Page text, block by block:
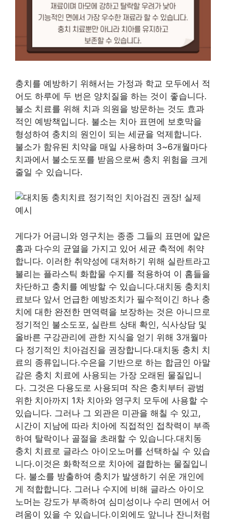
충치를 예방하기 위해서는 가정과 학교 모두에서 적
어도 하루에 두 번은 양치질을 하는 것이 좋습니다.
불소 치료를 위해 치과 의원을 방문하는 것도 효과
적인 예방책입니다. 불소는 치아 표면에 보호막을
형성하여 충치의 원인이 되는 세균을 억제합니다.
불소가 함유된 치약을 매일 사용하며 3~6개월마다
치과에서 불소도포를 받음으로써 충치 위험을 크게
줄일 수 있습니다.
게다가 어금니와 영구치는 종종 그들의 표면에 얇은
홈과 다수의 균열을 가지고 있어 세균 축적에 취약
합니다. 이러한 취약성에 대처하기 위해 실란트라고
불리는 플라스틱 화합물 수지를 적용하여 이 홈들을
차단하고 충치를 예방할 수 있습니다.대치동 충치치
료보다 앞서 언급한 예방조치가 필수적이긴 하나 충
치에 대한 완전한 면역력을 보장하는 것은 아니므로
정기적인 불소도포, 실란트 상태 확인, 식사상담 및
올바른 구강관리에 관한 지식을 얻기 위해 3개월마
다 정기적인 치아검진을 권장합니다.대치동 충치 치
료의 종류입니다.수은을 기반으로 하는 합금인 아말
감은 충치 치료에 사용되는 가장 오래된 물질입니
다. 그것은 다용도로 사용되며 작은 충치부터 광범
위한 치아까지 1차 치아와 영구치 모두에 사용할 수
있습니다. 그러나 그 외관은 미관을 해칠 수 있고,
시간이 지남에 따라 치아에 직접적인 접착력이 부족
하여 탈락이나 골절을 초래할 수 있습니다.대치동
충치 치료로 글라스 아이오노머를 선택하실 수 있습
니다.이것은 화학적으로 치아에 결합하는 물질입니
다. 불소를 방출하여 충치가 발생하기 쉬운 개인에
게 적합합니다. 그러나 수지에 비해 글라스 아이오
노머는 강도가 부족하여 심미성이나 수리 면에서 어
려움이 있을 수 있습니다.이외에도 앞니나 잔니처럼